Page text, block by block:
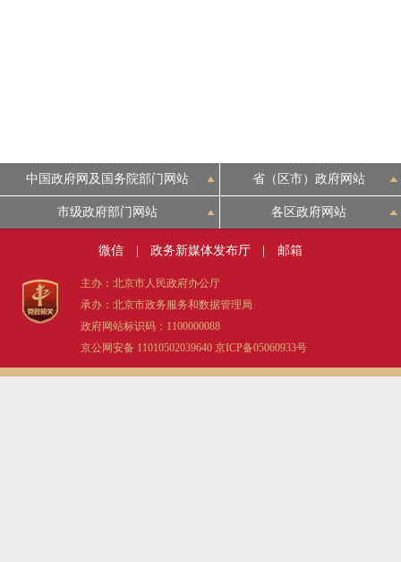
中国政府网及国务院部门网站 省（区市）政府网站
市级政府部门网站 各区政府网站
微信 政务新媒体发布厅 邮箱
主办：北京市人民政府办公厅
承办：北京市政务服务和数据管理局
政府网站标识码：1100000088
京公网安备 11010502039640 京ICP备05060933号